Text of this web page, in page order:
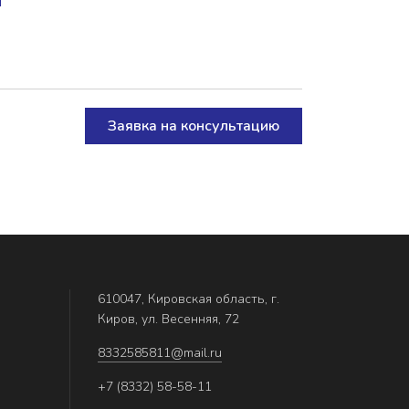
Заявка на консультацию
610047, Кировская область, г.
Киров, ул. Весенняя, 72
8332585811@mail.ru
+7 (8332) 58-58-11